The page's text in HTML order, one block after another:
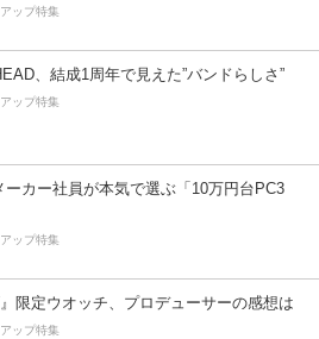
ップ特集
、結成1周年で見えた”バンドらしさ”
ップ特集
ーカー社員が本気で選ぶ「10万円台PC3
ップ特集
』限定ウオッチ、プロデューサーの感想は
ップ特集